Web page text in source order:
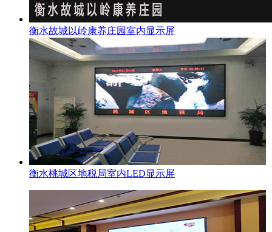
衡水故城以岭康养庄园室内显示屏
衡水桃城区地税局室内LED显示屏